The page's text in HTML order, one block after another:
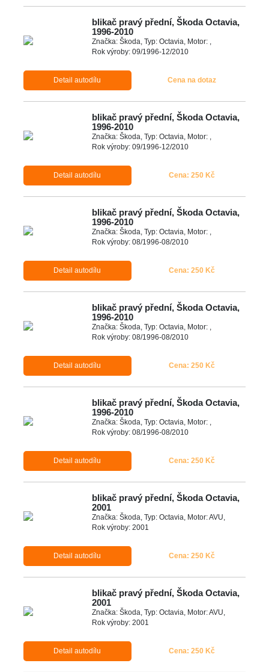
blikač pravý přední, Škoda Octavia,
1996-2010
Značka: Škoda, Typ: Octavia, Motor: ,
Rok výroby: 09/1996-12/2010
Detail autodílu Cena na dotaz
blikač pravý přední, Škoda Octavia,
1996-2010
Značka: Škoda, Typ: Octavia, Motor: ,
Rok výroby: 09/1996-12/2010
Detail autodílu Cena: 250 Kč
blikač pravý přední, Škoda Octavia,
1996-2010
Značka: Škoda, Typ: Octavia, Motor: ,
Rok výroby: 08/1996-08/2010
Detail autodílu Cena: 250 Kč
blikač pravý přední, Škoda Octavia,
1996-2010
Značka: Škoda, Typ: Octavia, Motor: ,
Rok výroby: 08/1996-08/2010
Detail autodílu Cena: 250 Kč
blikač pravý přední, Škoda Octavia,
1996-2010
Značka: Škoda, Typ: Octavia, Motor: ,
Rok výroby: 08/1996-08/2010
Detail autodílu Cena: 250 Kč
blikač pravý přední, Škoda Octavia,
2001
Značka: Škoda, Typ: Octavia, Motor: AVU,
Rok výroby: 2001
Detail autodílu Cena: 250 Kč
blikač pravý přední, Škoda Octavia,
2001
Značka: Škoda, Typ: Octavia, Motor: AVU,
Rok výroby: 2001
Detail autodílu Cena: 250 Kč